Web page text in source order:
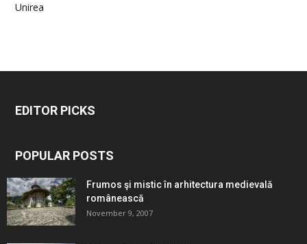
Unirea
EDITOR PICKS
POPULAR POSTS
Frumos şi mistic în arhitectura medievală
românească
November 9, 2007